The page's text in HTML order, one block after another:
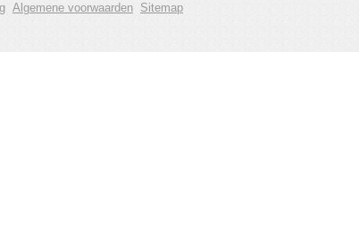
Algemene voorwaarden Sitemap